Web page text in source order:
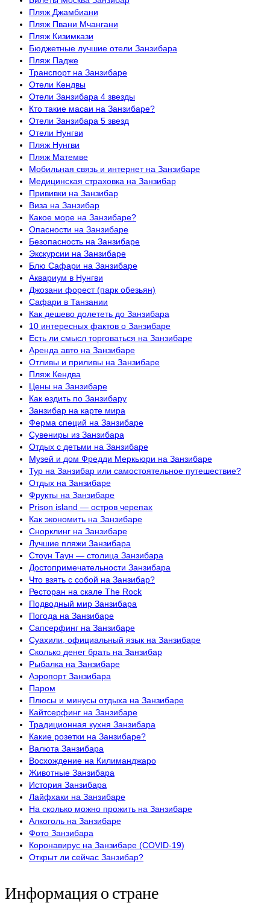
Пляж Джамбиани
Пляж Пвани Мчангани
Пляж Кизимкази
Бюджетные лучшие отели Занзибара
Пляж Падже
Транспорт на Занзибаре
Отели Кендвы
Отели Занзибара 4 звезды
Кто такие масаи на Занзибаре?
Отели Занзибара 5 звезд
Отели Нунгви
Пляж Нунгви
Пляж Матемве
Мобильная связь и интернет на Занзибаре
Медицинская страховка на Занзибар
Прививки на Занзибар
Виза на Занзибар
Какое море на Занзибаре?
Опасности на Занзибаре
Безопасность на Занзибаре
Экскурсии на Занзибаре
Блю Сафари на Занзибаре
Аквариум в Нунгви
Джозани форест (парк обезьян)
Сафари в Танзании
Как дешево долететь до Занзибара
10 интересных фактов о Занзибаре
Есть ли смысл торговаться на Занзибаре
Аренда авто на Занзибаре
Отливы и приливы на Занзибаре
Пляж Кендва
Цены на Занзибаре
Как ездить по Занзибару
Занзибар на карте мира
Ферма специй на Занзибаре
Сувениры из Занзибара
Отдых с детьми на Занзибаре
Музей и дом Фредди Меркьюри на Занзибаре
Тур на Занзибар или самостоятельное путешествие?
Отдых на Занзибаре
Фрукты на Занзибаре
Prison island — остров черепах
Как экономить на Занзибаре
Снорклинг на Занзибаре
Лучшие пляжи Занзибара
Стоун Таун — столица Занзибара
Достопримечательности Занзибара
Что взять с собой на Занзибар?
Ресторан на скале The Rock
Подводный мир Занзибара
Погода на Занзибаре
Сапсерфинг на Занзибаре
Суахили, официальный язык на Занзибаре
Сколько денег брать на Занзибар
Рыбалка на Занзибаре
Аэропорт Занзибара
Паром
Плюсы и минусы отдыха на Занзибаре
Кайтсерфинг на Занзибаре
Традиционная кухня Занзибара
Какие розетки на Занзибаре?
Валюта Занзибара
Восхождение на Килиманджаро
Животные Занзибара
История Занзибара
Лайфхаки на Занзибаре
На сколько можно прожить на Занзибаре
Алкоголь на Занзибаре
Фото Занзибара
Коронавирус на Занзибаре (COVID-19)
Открыт ли сейчас Занзибар?
Информация о стране